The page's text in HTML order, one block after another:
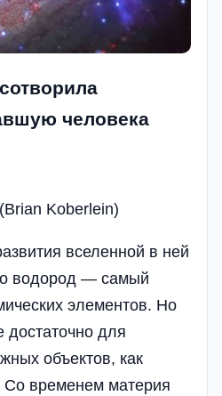
человека
Koberlein)
вселенной в ней
водород — самый
элементов. Но
достаточно для
объектов, как
Со временем материя